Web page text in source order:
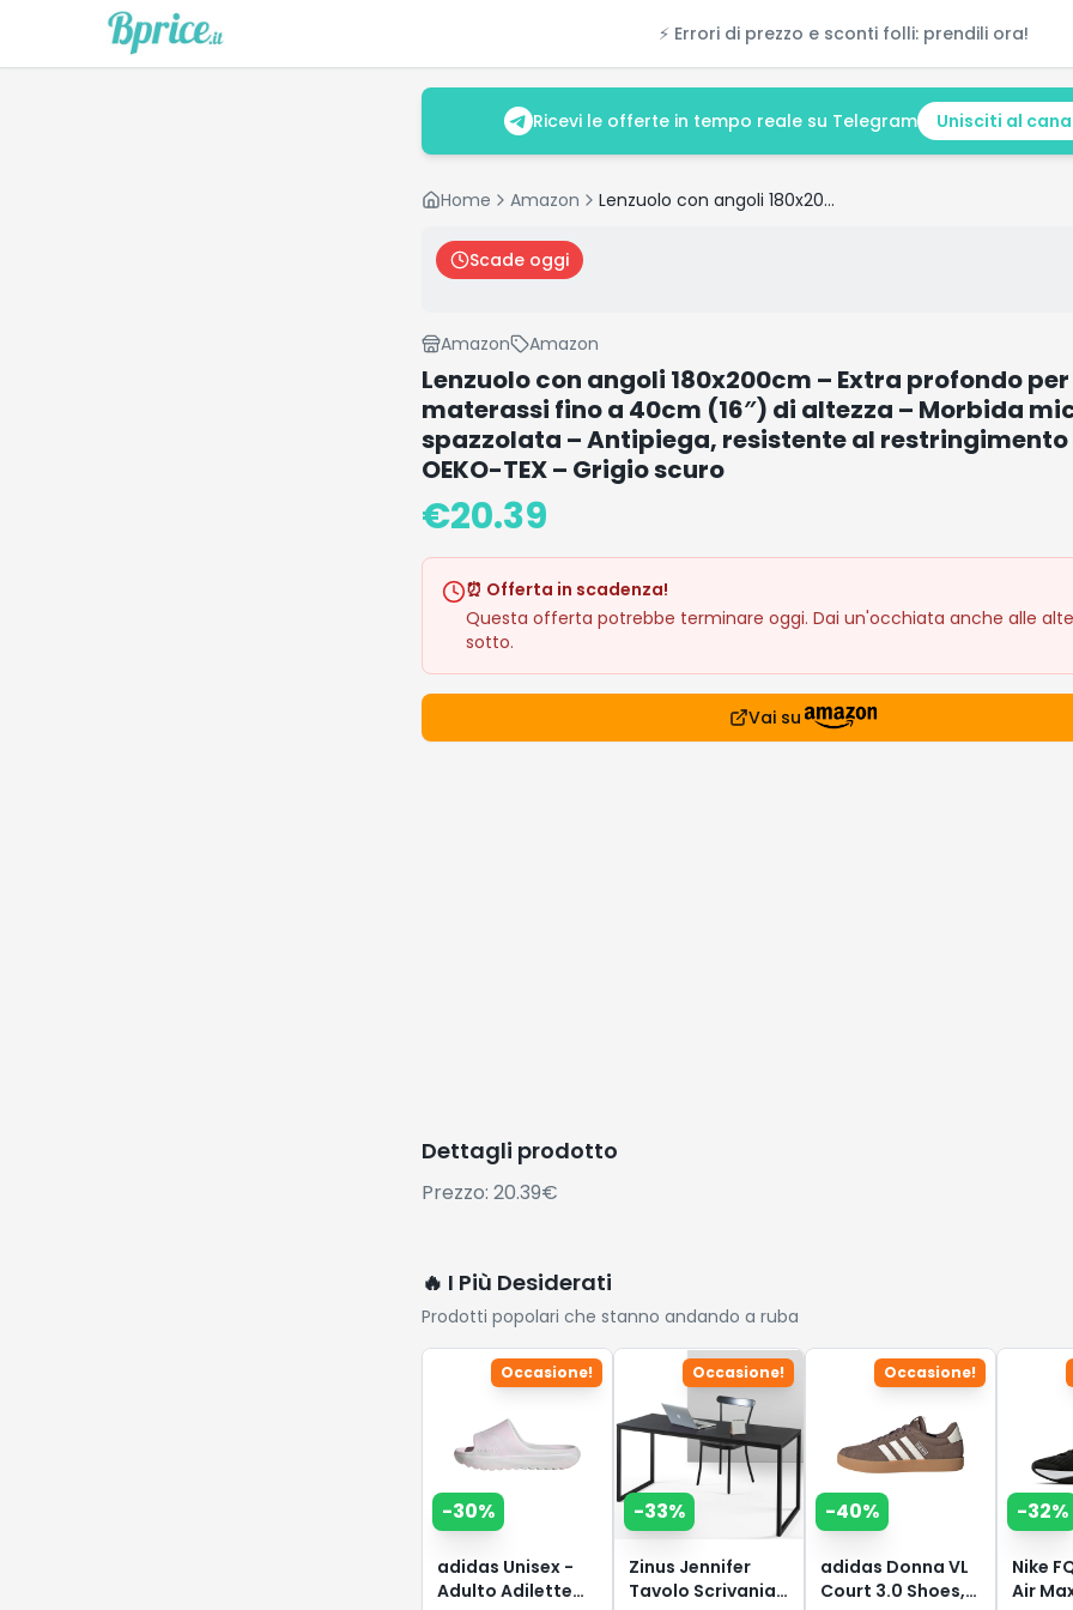
⚡ Errori di prezzo e sconti folli: prendili ora!
Ricevi le offerte in tempo reale su Telegram Unisciti al
Home Amazon Lenzuolo con angoli 180x200cm – Extra profondo per materassi fino a 40cm (16″) di altezza – Morbida microfibra spazzolata – Antipiega, resistente al restringimento e colori – OEKO-TEX – Grigio scuro
Scade oggi
Amazon Amazon
Lenzuolo con angoli 180x200cm – Extra profondo per
materassi fino a 40cm (16″) di altezza – Morbida
spazzolata – Antipiega, resistente al restringimento
OEKO-TEX – Grigio scuro
€20.39
⏰ Offerta in scadenza!
Questa offerta potrebbe terminare oggi. Dai un'occhiata anche alle
sotto.
Vai su
Dettagli prodotto
Prezzo: 20.39€
🔥 I Più Desiderati
Prodotti popolari che stanno andando a ruba
Occasione!
-30%
adidas Unisex -
Adulto Adilette
Occasione!
-33%
Zinus Jennifer
Tavolo Scrivania
Occasione!
-40%
adidas Donna VL
Court 3.0 Shoes,
-32%
Nike
Air